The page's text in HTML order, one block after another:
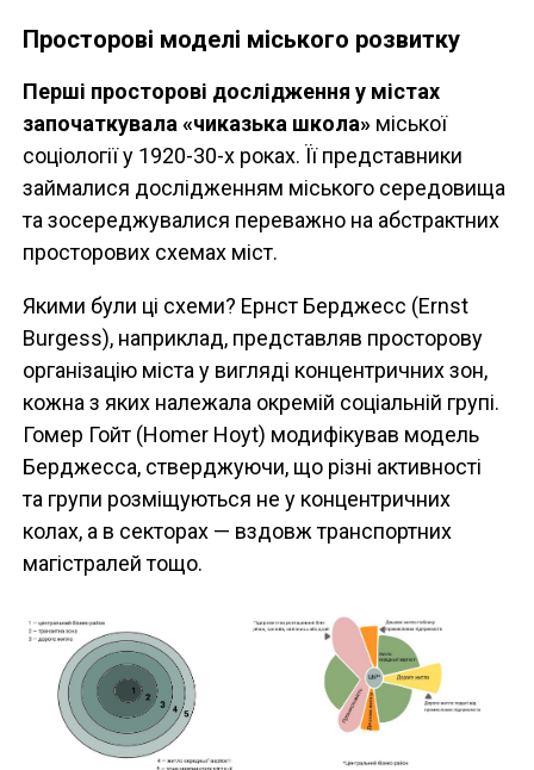
Просторові моделі міського розвитку
Перші просторові дослідження у містах
започаткувала «чиказька школа» міської
соціології у 1920-30-х роках. Її представники
займалися дослідженням міського середовища
та зосереджувалися переважно на абстрактних
просторових схемах міст.
Якими були ці схеми? Ернст Берджесс (Ernst
Burgess), наприклад, представляв просторову
організацію міста у вигляді концентричних зон,
кожна з яких належала окремій соціальній групі.
Гомер Гойт (Homer Hoyt) модифікував модель
Берджесса, стверджуючи, що різні активності
та групи розміщуються не у концентричних
колах, а в секторах — вздовж транспортних
магістралей тощо.